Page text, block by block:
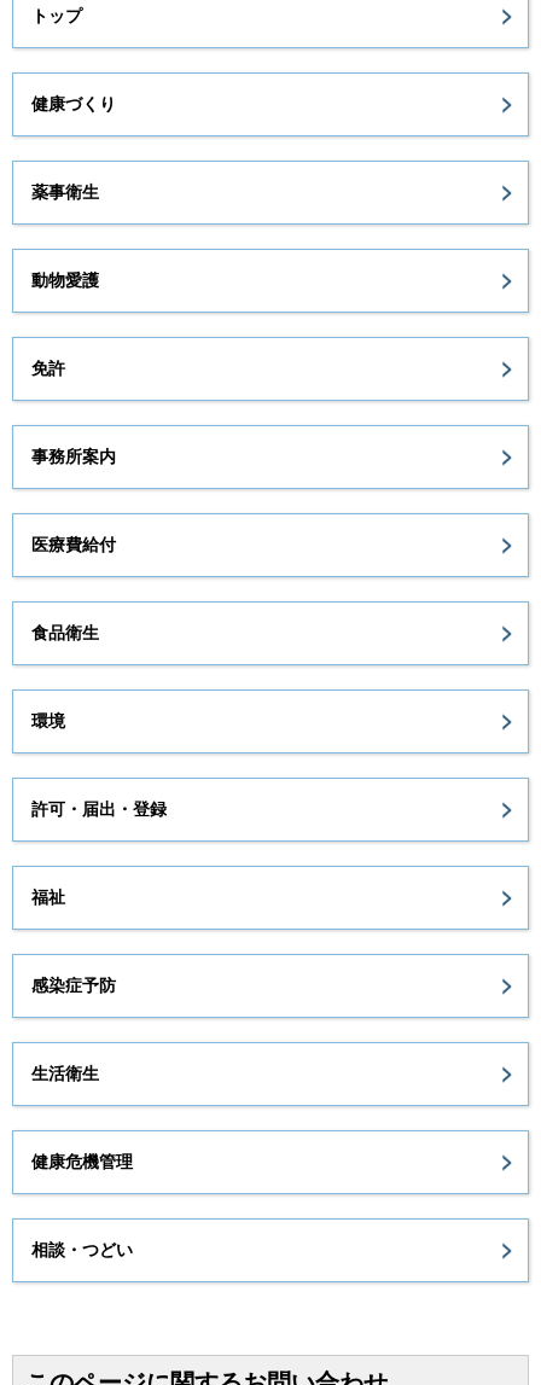
トップ
健康づくり
薬事衛生
動物愛護
免許
事務所案内
医療費給付
食品衛生
環境
許可・届出・登録
福祉
感染症予防
生活衛生
健康危機管理
相談・つどい